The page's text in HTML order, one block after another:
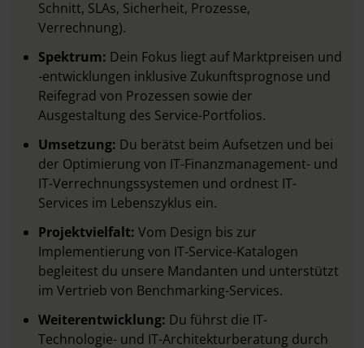
Schnitt, SLAs, Sicherheit, Prozesse,
Verrechnung).
Spektrum: Dein Fokus liegt auf Marktpreisen und
-entwicklungen inklusive Zukunftsprognose und
Reifegrad von Prozessen sowie der
Ausgestaltung des Service-Portfolios.
Umsetzung: Du berätst beim Aufsetzen und bei
der Optimierung von IT-Finanzmanagement- und
IT-Verrechnungssystemen und ordnest IT-
Services im Lebenszyklus ein.
Projektvielfalt: Vom Design bis zur
Implementierung von IT-Service-Katalogen
begleitest du unsere Mandanten und unterstützt
im Vertrieb von Benchmarking-Services.
Weiterentwicklung: Du führst die IT-
Technologie- und IT-Architekturberatung durch